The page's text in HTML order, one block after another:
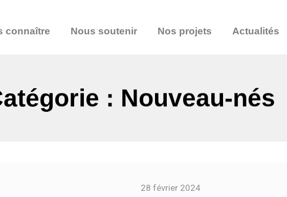
connaître Nous soutenir Nos projets Actualités
: Nouveau-nés
28 février 2024